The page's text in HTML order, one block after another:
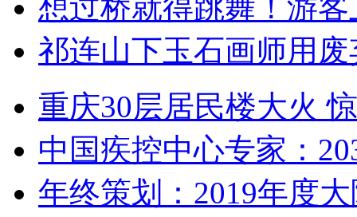
想过桥就得跳舞！游客
祁连山下玉石画师用
重庆30层居民楼大火
中国疾控中心专家：
年终策划：2019年度